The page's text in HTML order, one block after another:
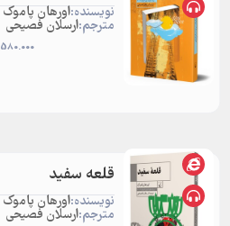
نویسنده:اورهان پاموک
مترجم:ارسلان فصیحی
580.000
قلعه سفید
نویسنده:اورهان پاموک
مترجم:ارسلان فصیحی